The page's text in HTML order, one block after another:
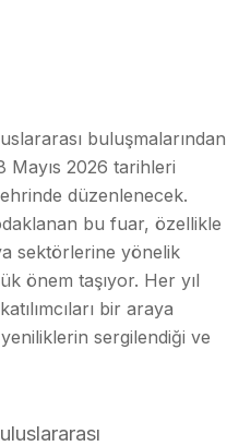
buluşmalarından
Mayıs 2026 tarihleri
düzenlenecek.
bu fuar, özellikle
sektörlerine yönelik
önem taşıyor. Her yıl
bir araya
sergilendiği ve